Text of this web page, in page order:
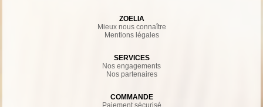
ZOELIA
Mieux nous connaître
Mentions légales
SERVICES
Nos engagements
Nos partenaires
COMMANDE
Paiement sécurisé